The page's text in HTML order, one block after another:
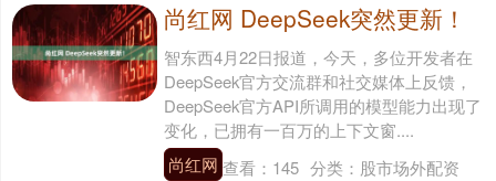
尚红网 DeepSeek突然更新！
智东西4月22日报道，今天，多位开发者在
DeepSeek官方交流群和社交媒体上反馈，
DeepSeek官方API所调用的模型能力出现了
变化，已拥有一百万的上下文窗....
尚红网 查看： 145 分类： 股市场外配资